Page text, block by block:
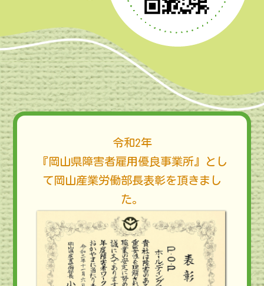
令和2年
『岡山県障害者雇用優良事業所』とし
て岡山産業労働部長表彰を頂きまし
た。